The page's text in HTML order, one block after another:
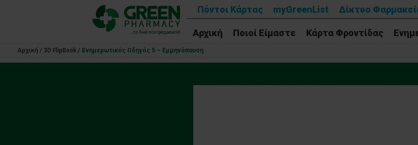
Πόντοι Κάρτας myGreenList Δίκτυο
Αρχική
Ποιοί Είμαστε Κάρτα Φροντίδας
Αρχική / 3D FlipBook/ Ενημερωτικός Οδηγός 5 – Εμμηνόπαυση